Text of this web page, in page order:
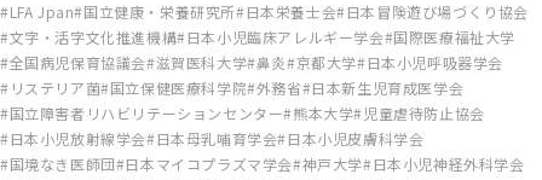
LFA Jpan 国立健康・栄養研究所 日本栄養士会 日本冒険遊び場づくり協会
文字・活字文化推進機構 日本小児臨床アレルギー学会 国際医療福祉大学
全国病児保育協議会 滋賀医科大学 鼻炎 京都大学 日本小児呼吸器学会
リステリア菌 国立保健医療科学院 外務省 日本新生児育成医学会
国立障害者リハビリテーションセンター 熊本大学 児童虐待防止協会
日本小児放射線学会 日本母乳哺育学会 日本小児皮膚科学会
国境なき医師団
日本マイコプラズマ学会 神戸大学 日本小児神経外科学会